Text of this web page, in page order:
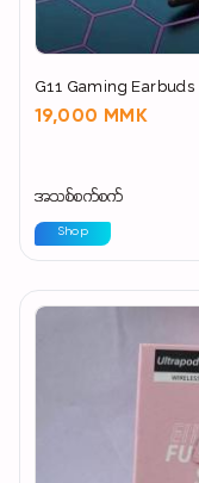
G11 Gaming Earbuds
19,000 MMK
အသစ်စက်စက်
Shop